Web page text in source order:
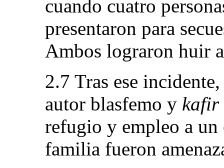
cuando cuatro
presentaron para
Ambos lograron huir
2.7 Tras ese
autor blasfemo y kafir
refugio y empleo a
familia fueron